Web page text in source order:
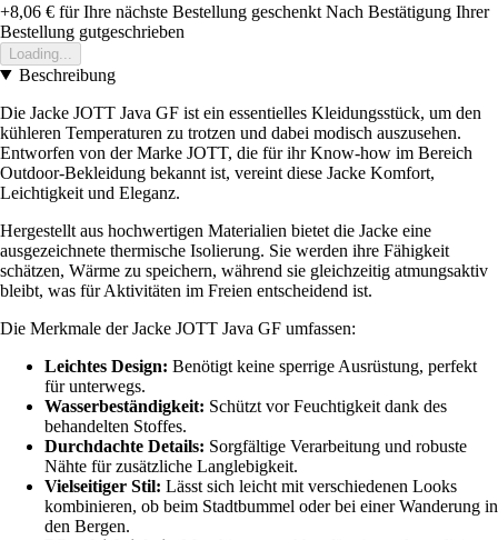
+8,06 € für Ihre nächste Bestellung geschenkt Nach Bestätigung Ihrer
Bestellung gutgeschrieben
Loading...
Beschreibung
Die Jacke JOTT Java GF ist ein essentielles Kleidungsstück, um den
kühleren Temperaturen zu trotzen und dabei modisch auszusehen.
Entworfen von der Marke JOTT, die für ihr Know-how im Bereich
Outdoor-Bekleidung bekannt ist, vereint diese Jacke Komfort,
Leichtigkeit und Eleganz.
Hergestellt aus hochwertigen Materialien bietet die Jacke eine
ausgezeichnete thermische Isolierung. Sie werden ihre Fähigkeit
schätzen, Wärme zu speichern, während sie gleichzeitig atmungsaktiv
bleibt, was für Aktivitäten im Freien entscheidend ist.
Die Merkmale der Jacke JOTT Java GF umfassen:
Leichtes Design: Benötigt keine sperrige Ausrüstung, perfekt
für unterwegs.
Wasserbeständigkeit: Schützt vor Feuchtigkeit dank des
behandelten Stoffes.
Durchdachte Details: Sorgfältige Verarbeitung und robuste
Nähte für zusätzliche Langlebigkeit.
Vielseitiger Stil: Lässt sich leicht mit verschiedenen Looks
kombinieren, ob beim Stadtbummel oder bei einer Wanderung in
den Bergen.